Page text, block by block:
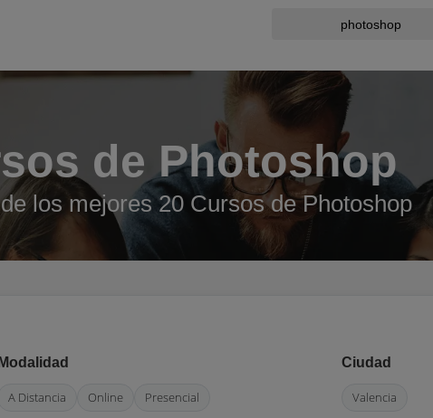
de Photoshop
los mejores 20 Cursos de Photoshop
Modalidad
A Distancia Online Presencial
Ciudad
Valencia